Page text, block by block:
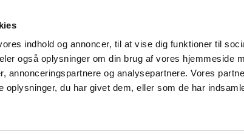
indhold og annoncer, til at vise dig funktioner til
også oplysninger om din brug af vores hjemmeside
annonceringspartnere og analysepartnere. Vores
oplysninger, du har givet dem, eller som de har
Nyheder Om os Kontakt
Tilskud og
Apoteker og salg af